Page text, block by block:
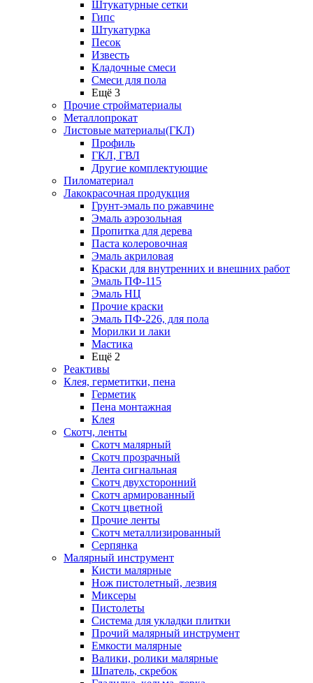
Штукатурные сетки
Гипс
Штукатурка
Песок
Известь
Кладочные смеси
Смеси для пола
Ещё 3
Прочие стройматериалы
Металлопрокат
Листовые материалы(ГКЛ)
Профиль
ГКЛ, ГВЛ
Другие комплектующие
Пиломатериал
Лакокрасочная продукция
Грунт-эмаль по ржавчине
Эмаль аэрозольная
Пропитка для дерева
Паста колеровочная
Эмаль акриловая
Краски для внутренних и внешних работ
Эмаль ПФ-115
Эмаль НЦ
Прочие краски
Эмаль ПФ-226, для пола
Морилки и лаки
Мастика
Ещё 2
Реактивы
Клея, герметитки, пена
Герметик
Пена монтажная
Клея
Скотч, ленты
Скотч малярный
Скотч прозрачный
Лента сигнальная
Скотч двухсторонний
Скотч армированный
Скотч цветной
Прочие ленты
Скотч металлизированный
Серпянка
Малярный инструмент
Кисти малярные
Нож пистолетный, лезвия
Миксеры
Пистолеты
Система для укладки плитки
Прочий малярный инструмент
Емкости малярные
Валики, ролики малярные
Шпатель, скребок